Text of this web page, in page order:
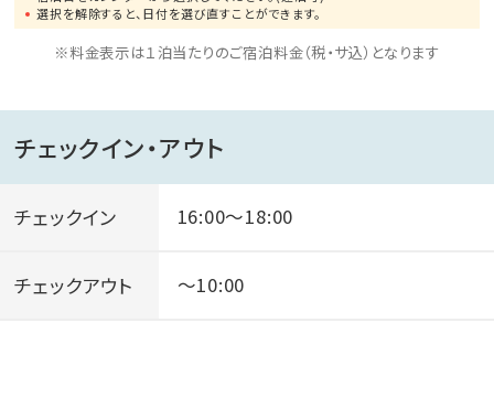
※タラソパックは不定休となっております。予めご了承く
ださい。（ご予約分を除く）
■ロケーション■
が望めます”！
トロピカルムード満点♪
選択を解除すると、日付を選び直すことができます。
※料金表示は１泊当たりのご宿泊料金（税・サ込）となります
チェックイン・アウト
チェックイン 16:00～18:00
チェックアウト ～10:00